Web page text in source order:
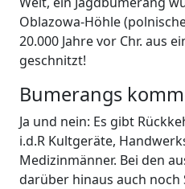
Oblazowa-Höhle
20.000 Jahre vor Chr. aus
geschnitzt!
Bumerangs
Ja und nein: Es gibt
i.d.R Kultgeräte,
Medizinmänner. Bei den
darüber hinaus auch noch